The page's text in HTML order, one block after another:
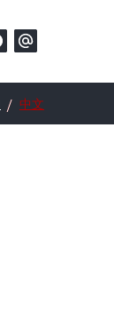
中文
/
/